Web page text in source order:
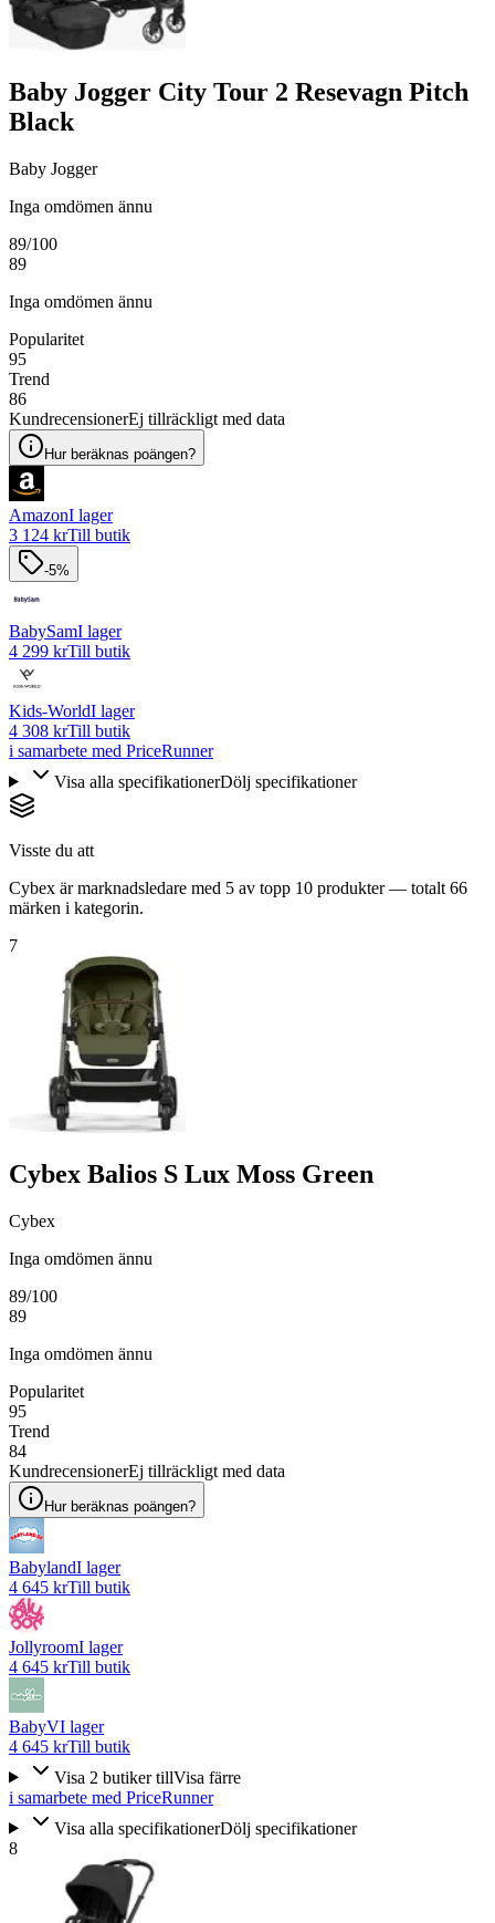
Baby Jogger City Tour 2 Resevagn Pitch
Black
Baby Jogger
Inga omdömen ännu
89/100
89
Inga omdömen ännu
Popularitet
95
Trend
86
KundrecensionerEj tillräckligt med data
Hur beräknas poängen?
AmazonI lager
3 124 krTill butik
-5%
BabySamI lager
4 299 krTill butik
Kids-WorldI lager
4 308 krTill butik
i samarbete med PriceRunner
Visa alla specifikationerDölj specifikationer
Visste du att
Cybex är marknadsledare med 5 av topp 10 produkter — totalt 66
märken i kategorin.
7
Cybex Balios S Lux Moss Green
Cybex
Inga omdömen ännu
89/100
89
Inga omdömen ännu
Popularitet
95
Trend
84
KundrecensionerEj tillräckligt med data
Hur beräknas poängen?
BabylandI lager
4 645 krTill butik
JollyroomI lager
4 645 krTill butik
BabyVI lager
4 645 krTill butik
Visa 2 butiker tillVisa färre
i samarbete med PriceRunner
Visa alla specifikationerDölj specifikationer
8